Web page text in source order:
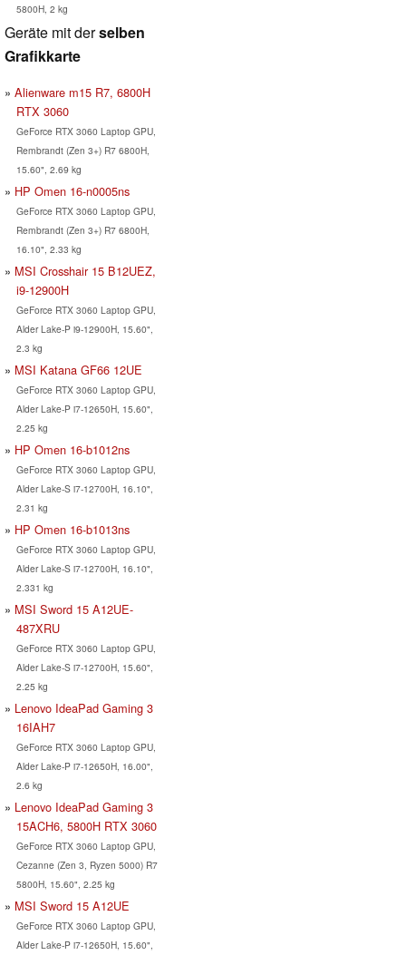
5800H, 2 kg
Geräte mit derselben
Grafikkarte
Alienware m15 R7, 6800H
RTX 3060
GeForce RTX 3060 Laptop GPU,
Rembrandt (Zen 3+) R7 6800H,
15.60", 2.69 kg
HP Omen 16-n0005ns
GeForce RTX 3060 Laptop GPU,
Rembrandt (Zen 3+) R7 6800H,
16.10", 2.33 kg
MSI Crosshair 15 B12UEZ,
i9-12900H
GeForce RTX 3060 Laptop GPU,
Alder Lake-P i9-12900H, 15.60",
2.3 kg
MSI Katana GF66 12UE
GeForce RTX 3060 Laptop GPU,
Alder Lake-P i7-12650H, 15.60",
2.25 kg
HP Omen 16-b1012ns
GeForce RTX 3060 Laptop GPU,
Alder Lake-S i7-12700H, 16.10",
2.31 kg
HP Omen 16-b1013ns
GeForce RTX 3060 Laptop GPU,
Alder Lake-S i7-12700H, 16.10",
2.331 kg
MSI Sword 15 A12UE-
487XRU
GeForce RTX 3060 Laptop GPU,
Alder Lake-S i7-12700H, 15.60",
2.25 kg
Lenovo IdeaPad Gaming 3
16IAH7
GeForce RTX 3060 Laptop GPU,
Alder Lake-P i7-12650H, 16.00",
2.6 kg
Lenovo IdeaPad Gaming 3
15ACH6, 5800H RTX 3060
GeForce RTX 3060 Laptop GPU,
Cezanne (Zen 3, Ryzen 5000) R7
5800H, 15.60", 2.25 kg
MSI Sword 15 A12UE
GeForce RTX 3060 Laptop GPU,
Alder Lake-P i7-12650H, 15.60",